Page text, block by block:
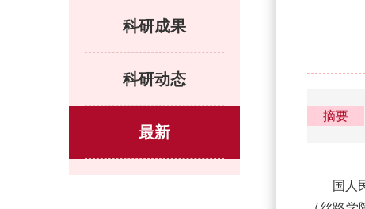
科研成果
科研动态
最新
国人